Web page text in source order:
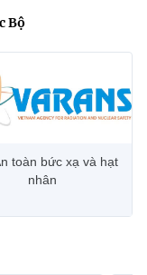
Bộ
toàn bức xạ và hạt
nhân